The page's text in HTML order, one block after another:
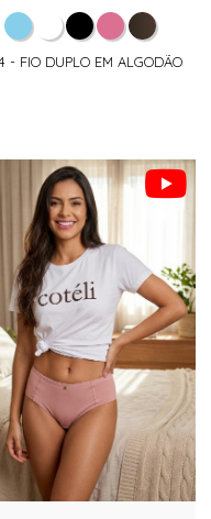
- FIO DUPLO EM ALGODÃO